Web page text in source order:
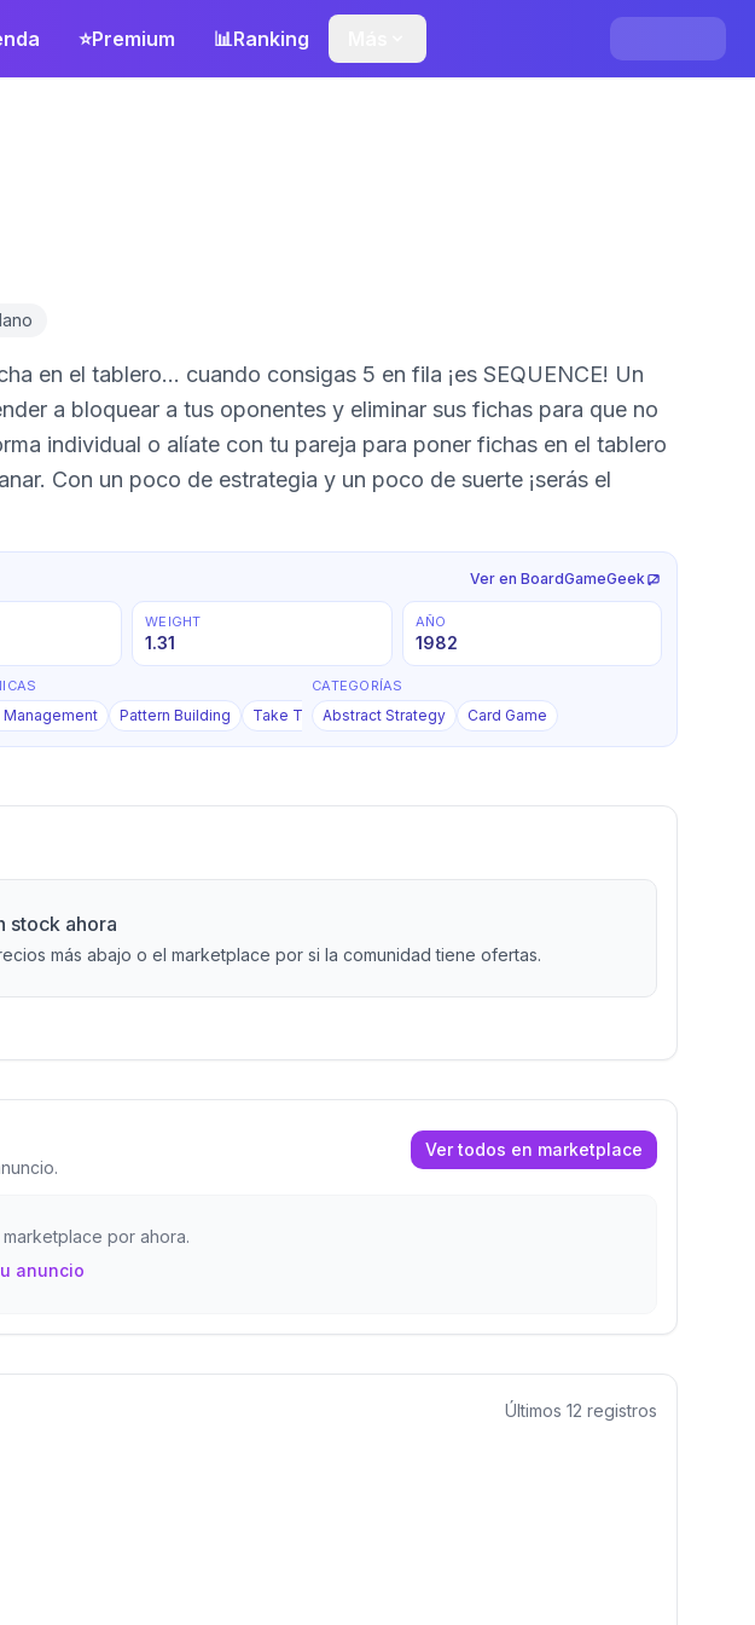
⭐Premium 📊Ranking
en el tablero… cuando consigas 5 en fila ¡es SEQUENCE! Un
a bloquear a tus oponentes y eliminar sus fichas para que no
individual o alíate con tu pareja para poner fichas en el tablero
Con un poco de estrategia y un poco de suerte ¡serás el
Ver en BoardGameGeek
WEIGHT
1.31
AÑO
1982
Management Pattern Building Take That +1
CATEGORÍAS
Abstract Strategy Card Game
stock ahora
más abajo o el marketplace por si la comunidad tiene ofertas.
Ver todos en marketplace
por ahora.
anuncio
Últimos 12 registros